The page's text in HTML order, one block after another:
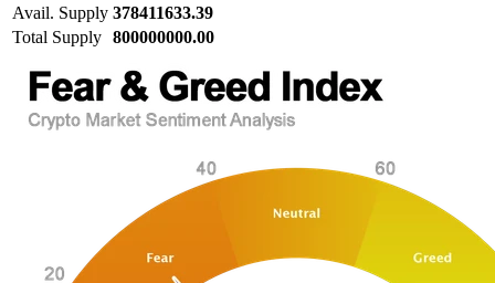
Avail. Supply 378411633.39
Total Supply 800000000.00